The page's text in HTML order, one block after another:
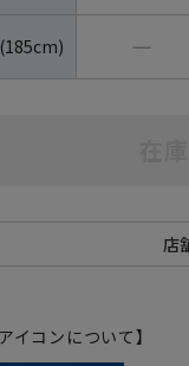
―
イコンについて】